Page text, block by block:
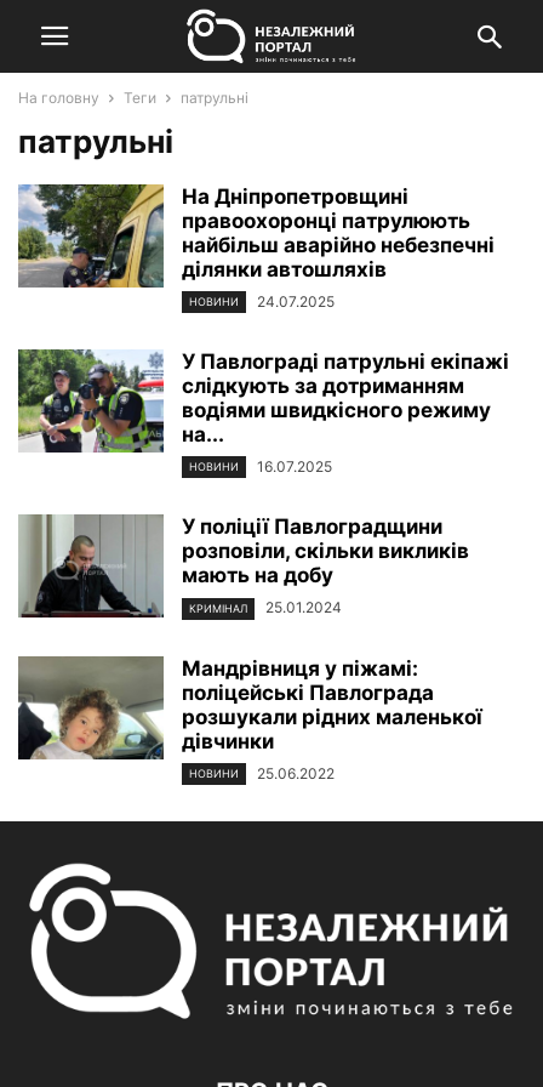
На головну Теги патрульні
патрульні
На Дніпропетровщині
правоохоронці патрулюють
найбільш аварійно небезпечні
ділянки автошляхів
НОВИНИ 24.07.2025
У Павлограді патрульні екіпажі
слідкують за дотриманням
водіями швидкісного режиму
на...
НОВИНИ 16.07.2025
У поліції Павлоградщини
розповіли, скільки викликів
мають на добу
КРИМІНАЛ 25.01.2024
Мандрівниця у піжамі:
поліцейські Павлограда
розшукали рідних маленької
дівчинки
НОВИНИ 25.06.2022